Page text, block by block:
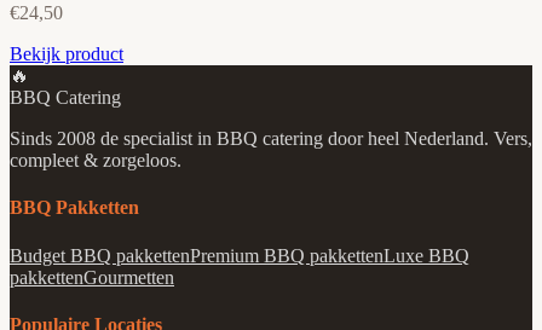
€24,50
Bekijk product
🔥
BBQ Catering
Sinds 2008 de specialist in BBQ catering door heel Nederland. Vers,
compleet & zorgeloos.
BBQ Pakketten
Budget BBQ pakkettenPremium BBQ pakkettenLuxe BBQ
pakkettenGourmetten
Populaire Locaties